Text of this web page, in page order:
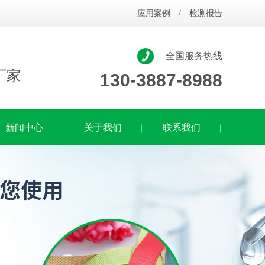
应用案例 / 检测报告
家
全国服务热线
130-3887-8988
新闻中心 关于我们 联系我们